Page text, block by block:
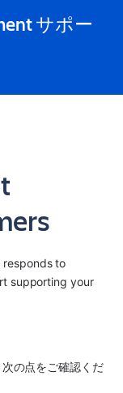
サポー
responds to
supporting your
の点をご確認くだ